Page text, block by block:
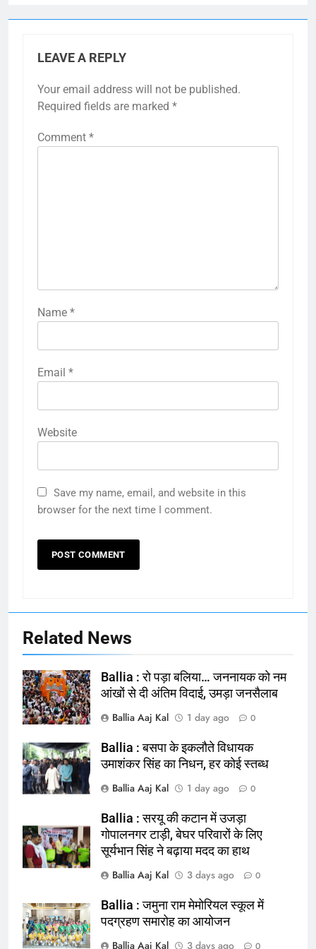
164
चिकित्सक, किया प्रदर्शन
NATIONAL बलिया
165
Ballia : बलिया बलिदान दिवस के मौके पर
NATIONAL बलिया
166
LEAVE A REPLY
Your email address will not be published.
Required fields are marked *
Comment *
Name *
Email *
Website
Save my name, email, and website in this
browser for the next time I comment.
Related News
Ballia : रो पड़ा बलिया… जननायक को नम
आंखों से दी अंतिम विदाई, उमड़ा जनसैलाब
Ballia Aaj Kal
1 day ago 0
Ballia : बसपा के इकलौते विधायक
उमाशंकर सिंह का निधन, हर कोई स्तब्ध
Ballia Aaj Kal
1 day ago 0
Ballia : सरयू की कटान में उजड़ा
गोपालनगर टाड़ी, बेघर परिवारों के लिए
सूर्यभान सिंह ने बढ़ाया मदद का हाथ
Ballia Aaj Kal
3 days ago 0
Ballia : जमुना राम मेमोरियल स्कूल में
पदग्रहण समारोह का आयोजन
Ballia Aaj Kal
3 days ago 0